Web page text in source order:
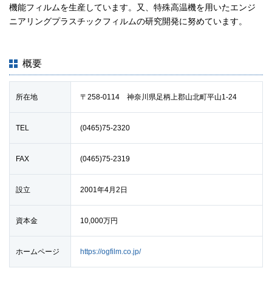
機能フィルムを生産しています。又、特殊高温機を用いたエンジ
ニアリングプラスチックフィルムの研究開発に努めています。
概要
所在地 〒258-0114 神奈川県足柄上郡山北町平山1-24
TEL (0465)75-2320
FAX (0465)75-2319
設立 2001年4月2日
資本金 10,000万円
ホームページ https://ogfilm.co.jp/